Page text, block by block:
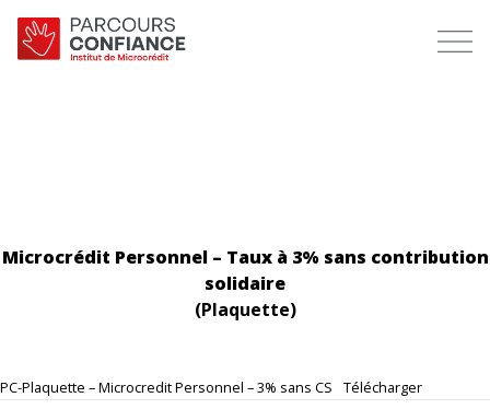
Aller au contenu
Microcrédit Personnel – Taux à 3% sans contribution
solidaire
(Plaquette)
PC-Plaquette – Microcredit Personnel – 3% sans CS Télécharger